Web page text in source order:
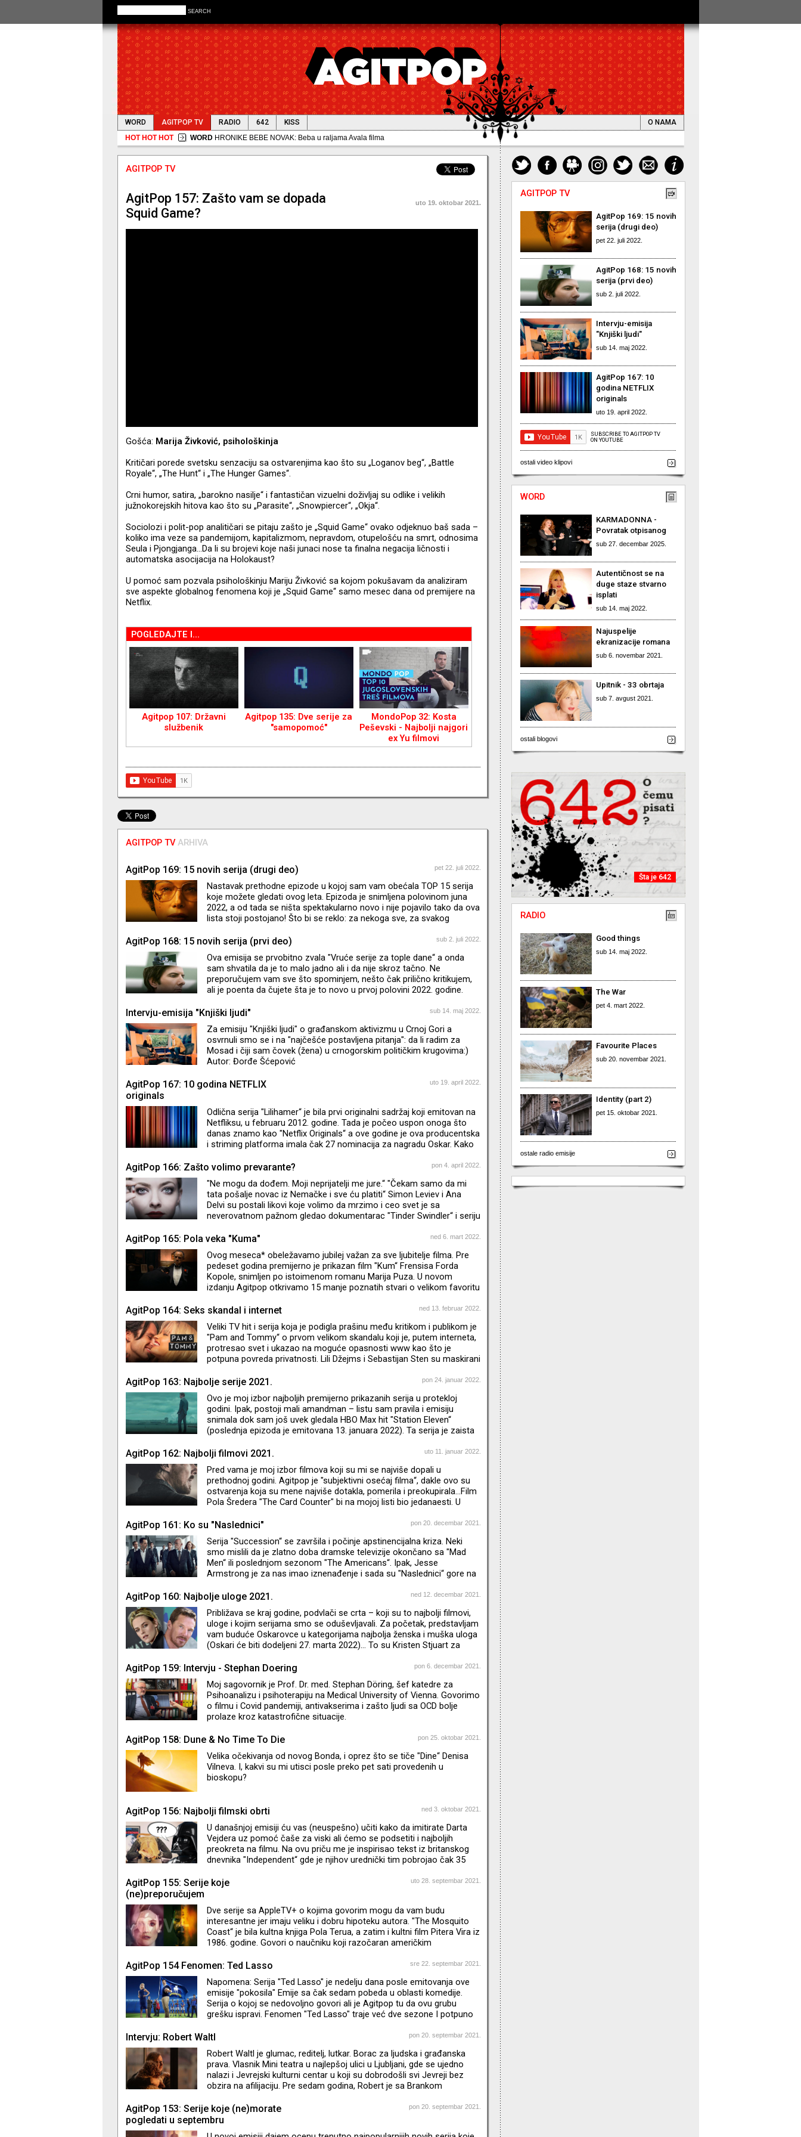
SEARCH
WORD AGITPOP TV RADIO 642 KISS
O NAMA
HOT HOT HOT
WORDHRONIKE BEBE NOVAK: Beba u raljama Avala filma
AGITPOP TV
AgitPop 157: Zašto vam se dopada
Squid Game?
uto 19. oktobar 2021.
Gošća: Marija Živković, psihološkinja
Kritičari porede svetsku senzaciju sa ostvarenjima kao što su „Loganov beg“, „Battle
Royale“, „The Hunt“ i „The Hunger Games“.
Crni humor, satira, „barokno nasilje“ i fantastičan vizuelni doživljaj su odlike i velikih
južnokorejskih hitova kao što su „Parasite“, „Snowpiercer“, „Okja“.
Sociolozi i polit-pop analitičari se pitaju zašto je „Squid Game“ ovako odjeknuo baš sada –
koliko ima veze sa pandemijom, kapitalizmom, nepravdom, otupelošću na smrt, odnosima
Seula i Pjongjanga…Da li su brojevi koje naši junaci nose ta finalna negacija ličnosti i
automatska asocijacija na Holokaust?
U pomoć sam pozvala psihološkinju Mariju Živković sa kojom pokušavam da analiziram
sve aspekte globalnog fenomena koji je „Squid Game“ samo mesec dana od premijere na
Netflix.
POGLEDAJTE I...
Agitpop 107: Državni
službenik
Agitpop 135: Dve serije za
"samopomoć"
MondoPop 32: Kosta
Peševski - Najbolji najgori
ex Yu filmovi
AGITPOP TVARHIVA
AgitPop 169: 15 novih serija (drugi deo) pet 22. juli 2022.
Nastavak prethodne epizode u kojoj sam vam obećala TOP 15 serija
koje možete gledati ovog leta. Epizoda je snimljena polovinom juna
2022, a od tada se ništa spektakularno novo i nije pojavilo tako da ova
lista stoji postojano! Što bi se reklo: za nekoga sve, za svakog
AgitPop 168: 15 novih serija (prvi deo) sub 2. juli 2022.
Ova emisija se prvobitno zvala "Vruće serije za tople dane“ a onda
sam shvatila da je to malo jadno ali i da nije skroz tačno. Ne
preporučujem vam sve što spominjem, nešto čak prilično kritikujem,
ali je poenta da čujete šta je to novo u prvoj polovini 2022. godine.
mi je provrio od novotarija na svim mogućim platformama, ali zbog
epizode. Ali hajde da ne kukam nego da krenemo – pritisnite play.
(Emisija
Intervju-emisija "Knjiški ljudi" sub 14. maj 2022.
Za emisiju "Knjiški ljudi" o građanskom aktivizmu u Crnoj Gori a
osvrnuli smo se i na "najčešće postavljena pitanja": da li radim za
Mosad i čiji sam čovek (žena) u crnogorskim političkim krugovima:)
Autor: Đorđe Šćepović
AgitPop 167: 10 godina NETFLIX
originals
uto 19. april 2022.
Odlična serija "Lilihamer“ je bila prvi originalni sadržaj koji emitovan na
Netfliksu, u februaru 2012. godine. Tada je počeo uspon onoga što
danas znamo kao "Netflix Originals“ a ove godine je ova producentska
i striming platforma imala čak 27 nominacija za nagradu Oskar. Kako
sezone serija u kratkoj ali bogatoj istoriji?
AgitPop 166: Zašto volimo prevarante? pon 4. april 2022.
"Ne mogu da dođem. Moji neprijatelji me jure.“ "Čekam samo da mi
tata pošalje novac iz Nemačke i sve ću platiti“ Simon Leviev i Ana
Delvi su postali likovi koje volimo da mrzimo i ceo svet je sa
neverovatnom pažnom gledao dokumentarac "Tinder Swindler“ i seriju
ljudi slični nama, koji su za sebe želeli nešto više i živeći izmišljeni
Adam i Rebecca Neumann kao i Elisabeth Holmes. Oni su krem sv
AgitPop 165: Pola veka "Kuma" ned 6. mart 2022.
Ovog meseca* obeležavamo jubilej važan za sve ljubitelje filma. Pre
pedeset godina premijerno je prikazan film "Kum“ Frensisa Forda
Kopole, snimljen po istoimenom romanu Marija Puza. U novom
izdanju Agitpop otkrivamo 15 manje poznatih stvari o velikom favoritu
AgitPop 164: Seks skandal i internet ned 13. februar 2022.
Veliki TV hit i serija koja je podigla prašinu među kritikom i publikom je
"Pam and Tommy“ o prvom velikom skandalu koji je, putem interneta,
protresao svet i ukazao na moguće opasnosti www kao što je
potpuna povreda privatnosti. Lili Džejms i Sebastijan Sten su maskirani
dokumentarac. Reditelj je Kreg Gilespi koga znamo po filmovima "I,
AgitPop 163: Najbolje serije 2021. pon 24. januar 2022.
Ovo je moj izbor najboljih premijerno prikazanih serija u protekloj
godini. Ipak, postoji mali amandman – listu sam pravila i emisiju
snimala dok sam još uvek gledala HBO Max hit "Station Eleven“
(poslednja epizoda je emitovana 13. januara 2022). Ta serija je zaista
na trećem mestu godišnje liste. Ovaj postapokaliptični emotivni
znaju kao reditelja "This is America“ Childish Gambino ali i po filmu "G
AgitPop 162: Najbolji filmovi 2021. uto 11. januar 2022.
Pred vama je moj izbor filmova koji su mi se najviše dopali u
prethodnoj godini. Agitpop je "subjektivni osećaj filma“, dakle ovo su
ostvarenja koja su mene najviše dotakla, pomerila i preokupirala…Film
Pola Šredera "The Card Counter" bi na mojoj listi bio jedanaesti. U
AgitPop 161: Ko su "Naslednici" pon 20. decembar 2021.
Serija "Succession“ se završila i počinje apstinencijalna kriza. Neki
smo mislili da je zlatno doba dramske televizije okončano sa "Mad
Men“ ili poslednjom sezonom "The Americans“. Ipak, Jesse
Armstrong je za nas imao iznenađenje i sada su "Naslednici“ gore na
ponovo čujemo dragi zvuk uvodne špice, malo vam skraćujem muke:
godine. Ko su Logan, Kendal, Šiv, Konor, Roman, Džeri, zet Tom i rođak
Greg? "It’s no
AgitPop 160: Najbolje uloge 2021. ned 12. decembar 2021.
Približava se kraj godine, podvlači se crta – koji su to najbolji filmovi,
uloge i kojim serijama smo se oduševljavali. Za početak, predstavljam
vam buduće Oskarovce u kategorijama najbolja ženska i muška uloga
(Oskari će biti dodeljeni 27. marta 2022)… To su Kristen Stjuart za
Burbanka u filmu "The Power of the Dog“. Zašto sam toliko ubeđena
AgitPop 159: Intervju - Stephan Doering pon 6. decembar 2021.
Moj sagovornik je Prof. Dr. med. Stephan Döring, šef katedre za
Psihoanalizu i psihoterapiju na Medical University of Vienna. Govorimo
o filmu i Covid pandemiji, antivakserima i zašto ljudi sa OCD bolje
prolaze kroz katastrofične situacije.
AgitPop 158: Dune & No Time To Die pon 25. oktobar 2021.
Velika očekivanja od novog Bonda, i oprez što se tiče "Dine“ Denisa
Vilneva. I, kakvi su mi utisci posle preko pet sati provedenih u
bioskopu?
AgitPop 156: Najbolji filmski obrti ned 3. oktobar 2021.
U današnjoj emisiji ću vas (neuspešno) učiti kako da imitirate Darta
Vejdera uz pomoć čaše za viski ali ćemo se podsetiti i najboljih
preokreta na filmu. Na ovu priču me je inspirisao tekst iz britanskog
dnevnika "Independent“ gde je njihov urednički tim pobrojao čak 35
se i ne nalaze na spisku kolega iz Engleske
AgitPop 155: Serije koje
(ne)preporučujem
uto 28. septembar 2021.
Dve serije sa AppleTV+ o kojima govorim mogu da vam budu
interesantne jer imaju veliku i dobru hipoteku autora. "The Mosquito
Coast“ je bila kultna knjiga Pola Terua, a zatim i kultni film Pitera Vira iz
1986. godine. Govori o naučniku koji razočaran američkim
komaraca. Naravno, tamo se suočavaju sa novim i drugačijim
učestvovao u pisanju scenarija. Glavnu ulogu igra njegov bratanac –
Džastin Teru. "Lisey’s Stor
AgitPop 154 Fenomen: Ted Lasso sre 22. septembar 2021.
Napomena: Serija "Ted Lasso" je nedelju dana posle emitovanja ove
emisije "pokosila" Emije sa čak sedam pobeda u oblasti komedije.
Serija o kojoj se nedovoljno govori ali je Agitpop tu da ovu grubu
grešku ispravi. Fenomen "Ted Lasso" traje već dve sezone I potpuno
TV+ Jason Sudeikis je u međuvremenu raskinuo sa svojom
Stajlsu, ali je zato ostvario neverovatan uspeh likom Teda Lasa koji je I
kre
Intervju: Robert Waltl pon 20. septembar 2021.
Robert Waltl je glumac, reditelj, lutkar. Borac za ljudska i građanska
prava. Vlasnik Mini teatra u najlepšoj ulici u Ljubljani, gde se ujedno
nalazi i Jevrejski kulturni centar u koji su dobrodošli svi Jevreji bez
obzira na afilijaciju. Pre sedam godina, Robert je sa Brankom
Hišu strpnosti - Kuću tolerancije. Ovo je filmski festival ali i festival
jevrejske kulture i promocije tolerancije. Održavaju se književne večeri,
AgitPop 153: Serije koje (ne)morate
pogledati u septembru
pon 20. septembar 2021.
AGITPOP TV
AgitPop 169: 15 novih
serija (drugi deo)
pet 22. juli 2022.
AgitPop 168: 15 novih
serija (prvi deo)
sub 2. juli 2022.
Intervju-emisija
"Knjiški ljudi"
sub 14. maj 2022.
AgitPop 167: 10
godina NETFLIX
originals
uto 19. april 2022.
SUBSCRIBE TO AGITPOP TV
ON YOUTUBE
ostali video klipovi
WORD
KARMADONNA -
Povratak otpisanog
sub 27. decembar 2025.
Autentičnost se na
duge staze stvarno
isplati
sub 14. maj 2022.
Najuspelije
ekranizacije romana
sub 6. novembar 2021.
Upitnik - 33 obrtaja
sub 7. avgust 2021.
ostali blogovi
Šta je 642
RADIO
Good things
sub 14. maj 2022.
The War
pet 4. mart 2022.
Favourite Places
sub 20. novembar 2021.
Identity (part 2)
pet 15. oktobar 2021.
ostale radio emisije